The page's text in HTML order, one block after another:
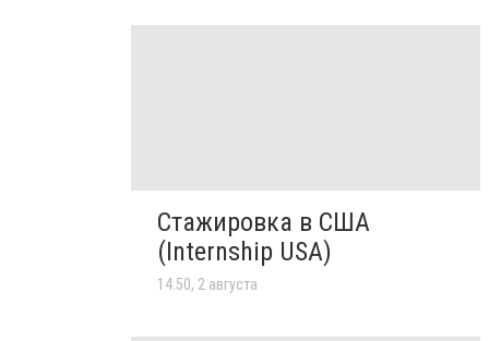
Стажировка в США
(Internship USA)
14:50, 2 августа